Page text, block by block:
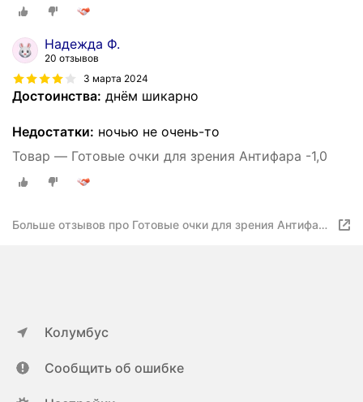
Надежда Ф.
20 отзывов
3 марта 2024
Достоинства: днём шикарно
Недостатки: ночью не очень-то
Товар — Готовые очки для зрения Антифара -1,0
Больше отзывов про Готовые очки для зрения Антифара
Колумбус
Сообщить об ошибке